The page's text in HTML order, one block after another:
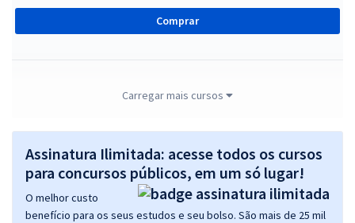
Comprar
CRM ES - Conselho Regional de Medicina do Espírito Santo - Técnico
R$ 295,84à vista
ou 12x de R$24,65
Economize R$ 73,96 (-20%)
Comprar
Carregar mais cursos
Assinatura Ilimitada: acesse todos os cursos
para concursos públicos, em um só lugar!
O melhor custo
benefício para os seus estudos e seu bolso. São mais de 25 mil